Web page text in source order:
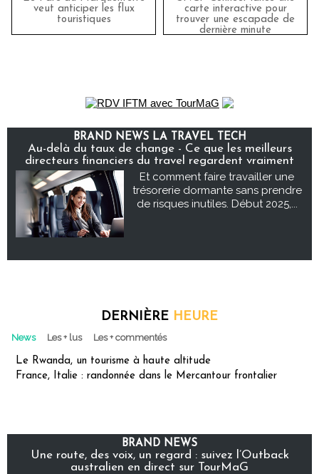
veut anticiper les flux
touristiques
carte interactive pour
trouver une escapade de
dernière minute
BRAND NEWS LA TRAVEL TECH
Au-delà du taux de change - Ce que les meilleurs
directeurs financiers du travel regardent vraiment
Et comment faire travailler une
trésorerie dormante sans prendre
de risques inutiles. Début 2025,...
DERNIÈRE HEURE
News Les + lus Les + commentés
Le Rwanda, un tourisme à haute altitude
France, Italie : randonnée dans le Mercantour frontalier
BRAND NEWS
Une route, des voix, un regard : suivez l’Outback
australien en direct sur TourMaG